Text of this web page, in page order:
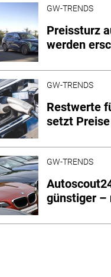
GW-TRENDS
Preissturz
werden
GW-TRENDS
Restwerte
setzt
GW-TRENDS
günstiger –